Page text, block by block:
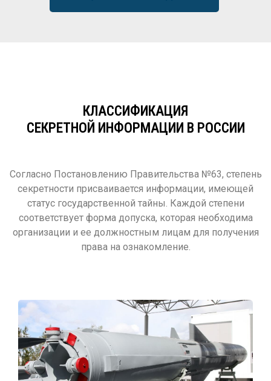
КЛАССИФИКАЦИЯ
СЕКРЕТНОЙ ИНФОРМАЦИИ В РОССИИ
Согласно Постановлению Правительства №63, степень
секретности присваивается информации, имеющей
статус государственной тайны. Каждой степени
соответствует форма допуска, которая необходима
организации и ее должностным лицам для получения
права на ознакомление.